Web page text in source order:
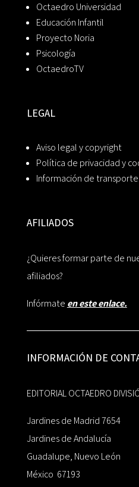
Octaedro Universidad
Educación Infantil
Proyecto Noria
Psicología
OctaedroTV
LEGAL
Aviso legal y copyright
Política de privacidad y
Información de transporte
AFILIADOS
¿Quieres formar parte de
afiliados?
Infórmate en este enlace.
INFORMACIÓN DE
EDITORIAL OCTAEDRO
Jardines de Madrid 7654
Jardines de Andalucía
Guadalupe, Nuevo León
México 67193